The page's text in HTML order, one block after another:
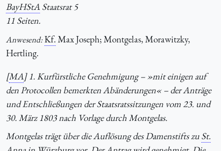
BayHStA Staatsrat 5
11 Seiten.
Anwesend:Kf.Max Joseph; Montgelas, Morawitzky,
Hertling.
[MA] 1. Kurfürstliche Genehmigung – »mit einigen auf
den Protocollen bemerkten Abänderungen« – der Anträge
und Entschließungen der Staatsratssitzungen vom 23. und
30. März 1803 nach Vorlage durch Montgelas.
Montgelas trägt über die Auflösung des Damenstifts zuSt.